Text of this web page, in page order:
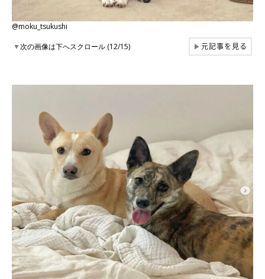
@moku_tsukushi
▼次の画像は下へスクロール (12/15) ▶元記事を見る